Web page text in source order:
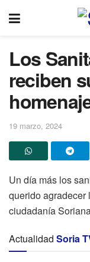
Los
reciben
19 marzo, 2024
Un día más los
querido agradecer
ciudadanía
Actualidad Soria